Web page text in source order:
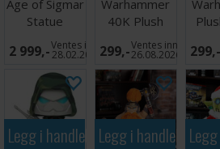
Age of Sigmar
Statue
Boingrot
Bounder
2 999,-Ventes inn
28.02.2027
Warhammer
40K Plush
Figur Granade
Nurgli
299,-Ventes inn
26.08.2026 299,-
Legg i handlekurvenLegg i handlekurven